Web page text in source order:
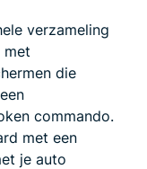
verzameling
met
die
commando.
met een
je auto